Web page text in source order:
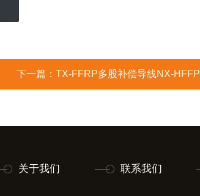
下一篇： TX-FFRP多股补偿导线NX-
关于我们 联系我们